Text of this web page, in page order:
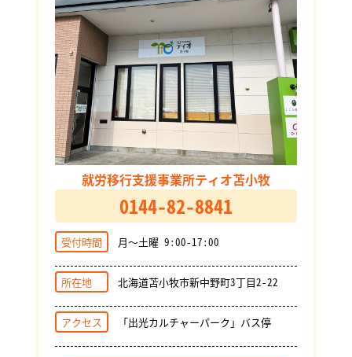
就労移行支援事業所ティオ苫小牧
0144-82-8841
受付時間 月～土曜 9:00-17:00
所在地 北海道苫小牧市新中野町3丁目2-22
アクセス 「出光カルチャーパーク」バス停